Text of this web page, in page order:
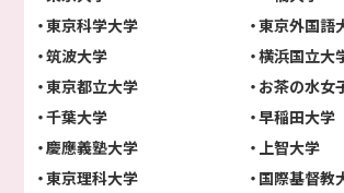
東京科学大学
東京外国語
筑波大学
横浜国立大
東京都立大学
お茶の水女
千葉大学
早稲田大学
慶應義塾大学
上智大学
東京理科大学
国際基督教